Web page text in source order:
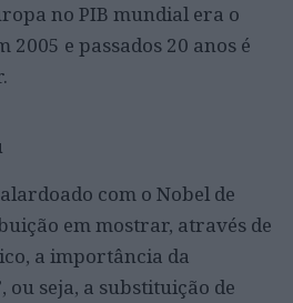
no PIB mundial era o
2005 e passados 20 anos é
com o Nobel de
em mostrar, através de
a importância da
seja, a substituição de